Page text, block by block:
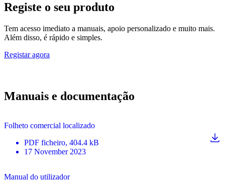
Registe o seu produto
Tem acesso imediato a manuais, apoio personalizado e muito mais.
Além disso, é rápido e simples.
Registar agora
Manuais e documentação
Folheto comercial localizado
PDF ficheiro, 404.4 kB
17 November 2023
Manual do utilizador